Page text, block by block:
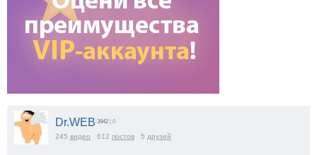
Dr.WEB 3942 | 0
245 видео 612 постов 5 друзей